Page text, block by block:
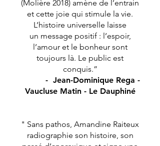
(Molière 2018) amène de l’entrain
et cette joie qui stimule la vie.
L’histoire universelle laisse
un message positif : l’espoir,
l’amour et le bonheur sont
toujours là. Le public est
conquis.”
- Jean-Dominique Rega -
Vaucluse Matin - Le Dauphiné
" Sans pathos, Amandine Raiteux
radiographie son histoire, son